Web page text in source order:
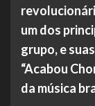
um dos
grupo, e
“Acabou
da música